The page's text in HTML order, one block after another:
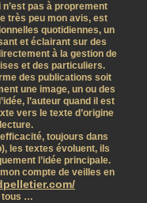
n’est pas à proprement
très peu mon avis, est
quotidiennes, un
et éclairant sur des
à la gestion de
et des particuliers.
des publications soit
une image, un ou des
l’auteur quand il est
vers le texte d’origine
toujours dans
les textes évoluent, ils
l’idée principale.
compte de veilles en
tous …